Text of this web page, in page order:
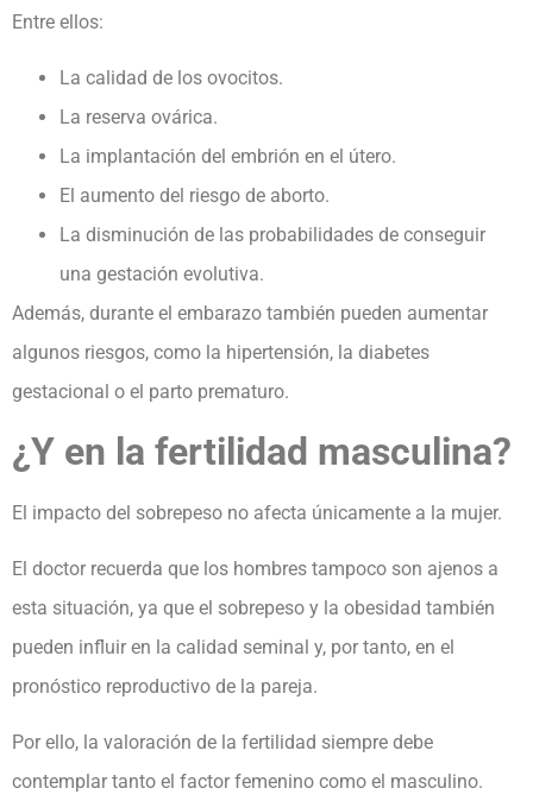
Entre ellos:
La calidad de los ovocitos.
La reserva ovárica.
La implantación del embrión en el útero.
El aumento del riesgo de aborto.
La disminución de las probabilidades de conseguir
una gestación evolutiva.
Además, durante el embarazo también pueden aumentar
algunos riesgos, como la hipertensión, la diabetes
gestacional o el parto prematuro.
¿Y en la fertilidad masculina?
El impacto del sobrepeso no afecta únicamente a la mujer.
El doctor recuerda que los hombres tampoco son ajenos a
esta situación, ya que el sobrepeso y la obesidad también
pueden influir en la calidad seminal y, por tanto, en el
pronóstico reproductivo de la pareja.
Por ello, la valoración de la fertilidad siempre debe
contemplar tanto el factor femenino como el masculino.